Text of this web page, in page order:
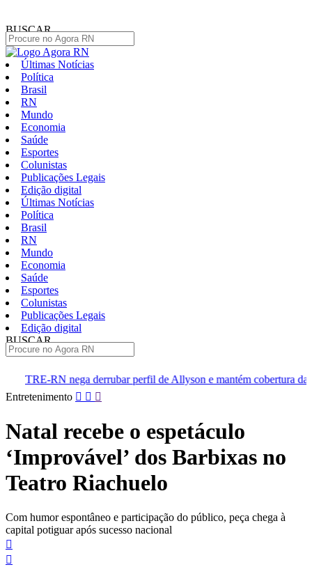
BUSCAR
Últimas Notícias
Política
Brasil
RN
Mundo
Economia
Saúde
Esportes
Colunistas
Publicações Legais
Edição digital
Últimas Notícias
Política
Brasil
RN
Mundo
Economia
Saúde
Esportes
Colunistas
Publicações Legais
Edição digital
BUSCAR
perfil de Allyson e mantém cobertura da convenção
Dupla
Pular
conteúdo
Entretenimento
Natal recebe o espetáculo
‘Improvável’ dos Barbixas no
Teatro Riachuelo
Com humor espontâneo e participação do público, peça chega à
capital potiguar após sucesso nacional